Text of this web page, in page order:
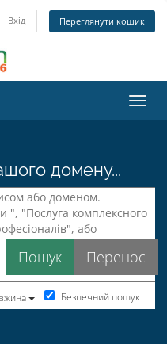
Вхід Переглянути кошик
домену...
Безпечний пошук